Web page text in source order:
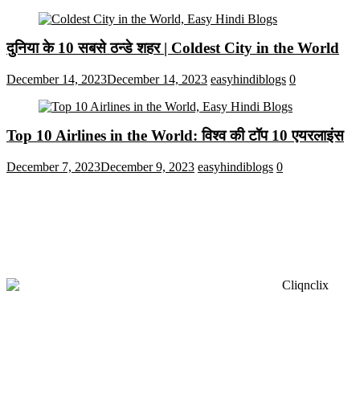
दुनिया के 10 सबसे ठन्डे शहर | Coldest City in the World
December 14, 2023December 14, 2023 easyhindiblogs 0
Top 10 Airlines in the World: विश्व की टॉप 10 एयरलाइंस
December 7, 2023December 9, 2023 easyhindiblogs 0